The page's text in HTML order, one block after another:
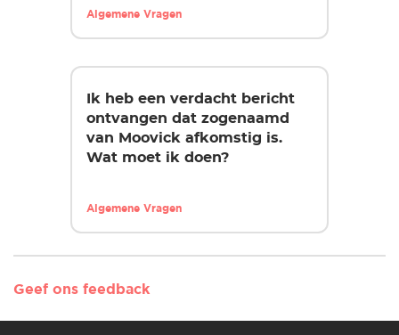
Algemene Vragen
Ik heb een verdacht bericht
ontvangen dat zogenaamd
van Moovick afkomstig is.
Wat moet ik doen?
Algemene Vragen
Geef ons feedback